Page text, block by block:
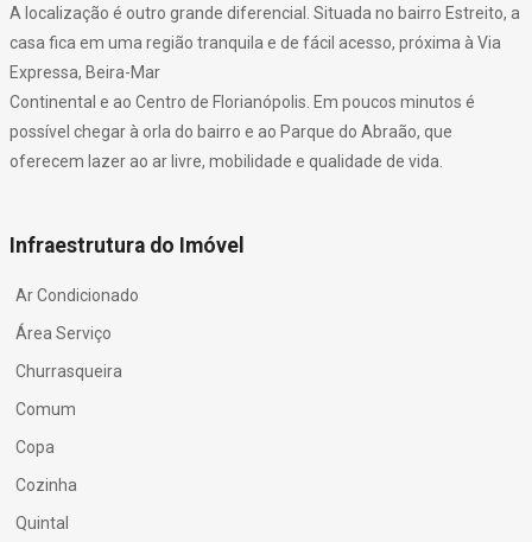
A localização é outro grande diferencial. Situada no bairro Estreito, a
casa fica em uma região tranquila e de fácil acesso, próxima à Via
Expressa, Beira-Mar
Continental e ao Centro de Florianópolis. Em poucos minutos é
possível chegar à orla do bairro e ao Parque do Abraão, que
oferecem lazer ao ar livre, mobilidade e qualidade de vida.
Infraestrutura do Imóvel
Ar Condicionado
Área Serviço
Churrasqueira
Comum
Copa
Cozinha
Quintal